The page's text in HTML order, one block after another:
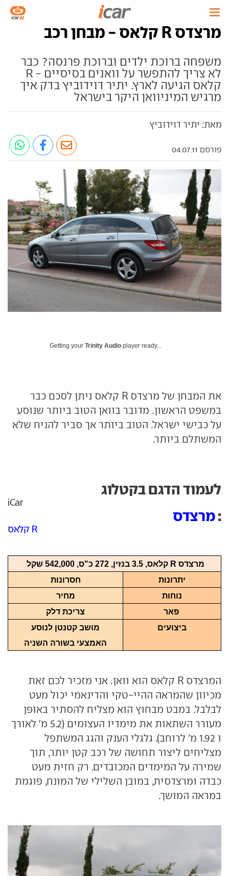
מרצדס R קלאס - מבחן רכב
משפחה ברוכת ילדים וברוכת פרנסה? כבר
לא צריך להתפשר על וואנים בסיסיים - R
קלאס הגיעה לארץ. יתיר דוידוביץ בדק איך
מרגיש המיניוואן היקר בישראל
מאת: יתיר דוידוביץ
פורסם 04.07.11
Getting your Trinity Audio player ready...
את המבחן של מרצדס קלאס R
ניתן לסכם כבר
במשפט הראשון. מדובר בוואן הטוב ביותר שנוסע
על כבישי ישראל. הטוב ביותר אך סביר להניח שלא
המשתלם ביותר.
לעמוד הדגם בקטלוג
iCar
:מרצדס
קלאס R
מרצדס R קלאס, 3.5 בנזין, 272 כ"ס, 542,000 שקל
יתרונות
חסרונות
נוחות
מחיר
פאר
צריכת דלק
ביצועים
מושב קטנטן לנוסע
האמצעי בשורה השניה
המרצדס R קלאס הוא וואן. אני מזכיר לכם זאת
מכיוון שהמראה ההיי-טקי והדינאמי יכול מעט
לבלבל. במבט מבחוץ הוא מצליח להסתיר באופן
מעורר השתאות את מימדיו העצומים (5.2 מ' לאורך
ו 1.92 מ' לרוחב). גלגלי הענק והגג המשתפל
מצליחים ליצור תחושה של רכב קטן יותר, תוך
שמירה על המימדים המכובדים. רק חזית מעט
כבדה ומרצדסית, במובן השלילי של המונח, פוגמת
במראה המושך.